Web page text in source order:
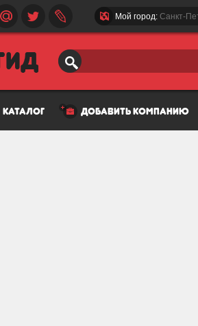
Мой город: Санкт-
каталог добавить компанию